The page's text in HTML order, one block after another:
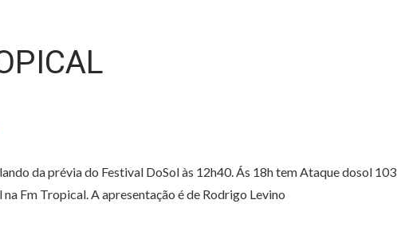
da prévia do Festival DoSol às 12h40. Ás 18h tem Ataque dosol 103
Fm Tropical. A apresentação é de Rodrigo Levino